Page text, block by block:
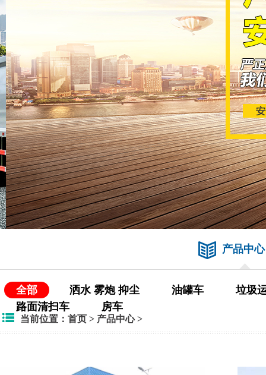
产品中心
全部 洒水 雾炮 抑尘 油罐车
垃圾
路面清扫车
房车
当前位置： 首页 > 产品中心>